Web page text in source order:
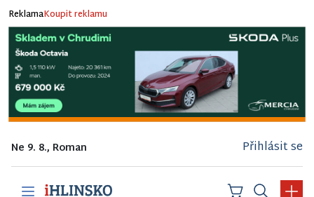
ReklamaKoupit reklamu
Ne 9. 8., Roman Přihlásit se